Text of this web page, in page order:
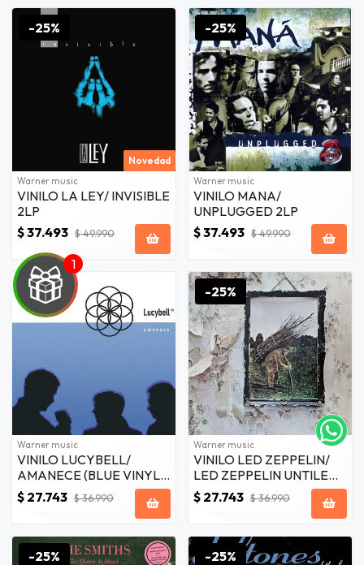
correo
web
JUGAR
-25%
Novedad
Warner music
VINILO LA LEY/ INVISIBLE
2LP
$ 37.493 $ 49.990
-25%
Warner music
VINILO MANA/
UNPLUGGED 2LP
$ 37.493 $ 49.990
-25%
Warner music
VINILO LUCYBELL/
AMANECE (BLUE VINYL)
1LP
$ 27.743 $ 36.990
-25%
Warner music
VINILO LED ZEPPELIN/
LED ZEPPELIN UNTILED
1LP
$ 27.743 $ 36.990
-25% -25%